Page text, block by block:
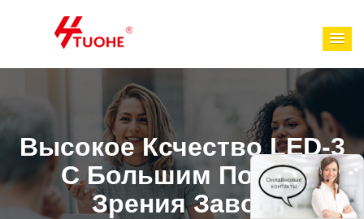
Высокое Ксчество LED-3
С Большим Полем
Зрения Завод